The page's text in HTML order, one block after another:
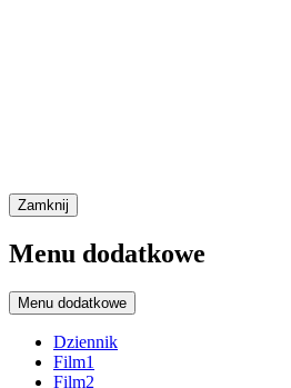
Zamknij
Menu dodatkowe
Menu dodatkowe
Dziennik
Film1
Film2